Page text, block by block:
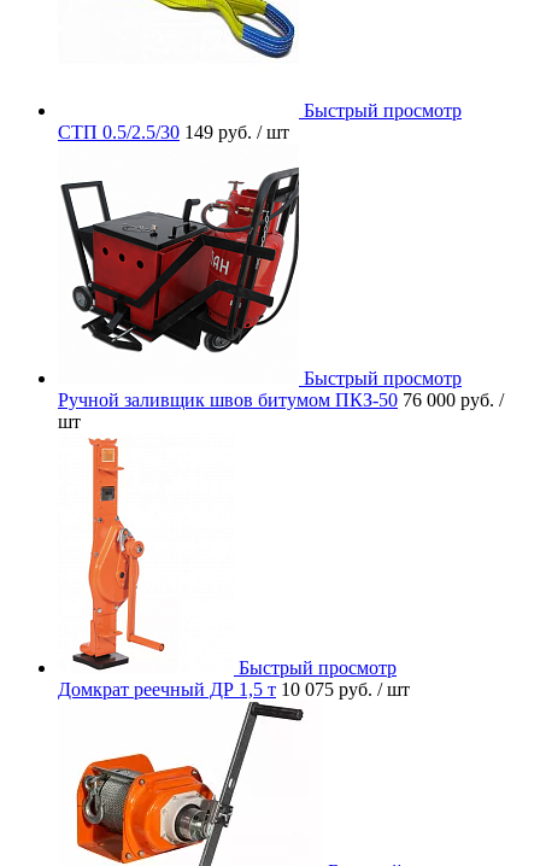
Быстрый просмотр
СТП 0.5/2.5/30 149 руб. / шт
Быстрый просмотр
Ручной заливщик швов битумом ПКЗ-50 76 000 руб. /
шт
Быстрый просмотр
Домкрат реечный ДР 1,5 т 10 075 руб. / шт